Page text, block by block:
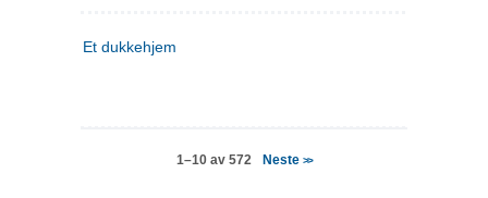
Et dukkehjem
1–10 av 572 Neste >>